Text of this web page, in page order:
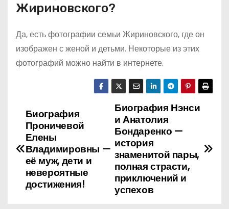
Жириновского?
Да, есть фотографии семьи Жириновского, где он
изображен с женой и детьми. Некоторые из этих
фотографий можно найти в интернете.
Н
в
Биография Нэнси
и Анатолия
Бондаренко —
история
знаменитой пары,
полная страсти,
приключений и
успехов
Биография
Проничевой
Елены
Владимировны —
её муж, дети и
невероятные
достижения!